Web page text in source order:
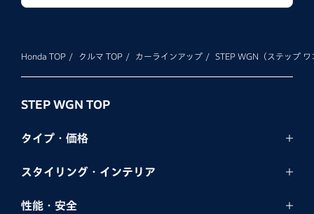
Honda TOP クルマ TOP カーラインアップ STEP WGN（ステップ ワ
STEP WGN TOP
タイプ・価格
スタイリング・ インテリア
性能・安全